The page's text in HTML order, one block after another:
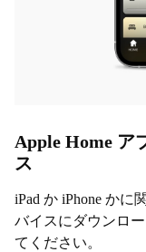
Apple Home ア
ス
iPad か iPhone かに
バイスにダウンロ
てください。